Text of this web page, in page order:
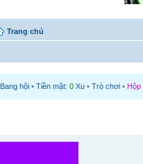
Trang chủ
Bang hội • Tiền mặt: 0 Xu • Trò chơi • Hộp